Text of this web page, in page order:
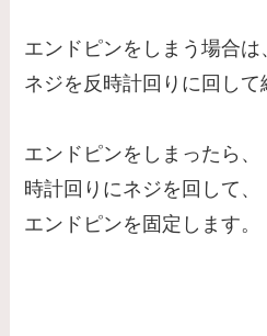
エンドピンをしまう場合は
ネジを反時計回りに回して
エンドピンをしまったら、
時計回りにネジを回して、
エンドピンを固定します。